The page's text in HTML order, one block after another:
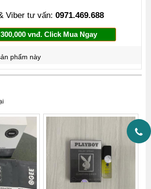
Viber tư vấn: 0971.469.688
vnđ. Click Mua Ngay
phẩm này